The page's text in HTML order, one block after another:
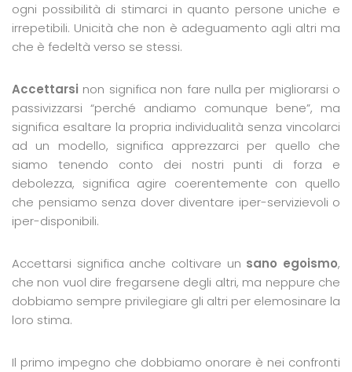
ogni possibilità di stimarci in quanto persone uniche e
irrepetibili. Unicità che non è adeguamento agli altri ma
che è fedeltà verso se stessi.
Accettarsi non significa non fare nulla per migliorarsi o
passivizzarsi “perché andiamo comunque bene”, ma
significa esaltare la propria individualità senza vincolarci
ad un modello, significa apprezzarci per quello che
siamo tenendo conto dei nostri punti di forza e
debolezza, significa agire coerentemente con quello
che pensiamo senza dover diventare iper-servizievoli o
iper-disponibili.
Accettarsi significa anche coltivare un sano egoismo,
che non vuol dire fregarsene degli altri, ma neppure che
dobbiamo sempre privilegiare gli altri per elemosinare la
loro stima.
Il primo impegno che dobbiamo onorare è nei confronti